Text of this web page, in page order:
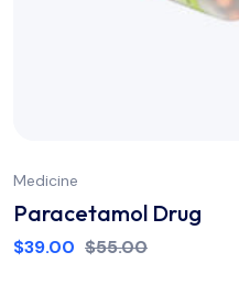
Medicine
Paracetamol Drug
$39.00 $55.00